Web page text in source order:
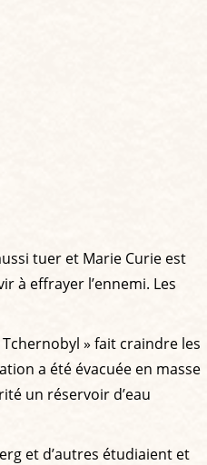
tuer et Marie Curie est
à effrayer l’ennemi. Les
» fait craindre les
a été évacuée en masse
un réservoir d’eau
et d’autres étudiaient et